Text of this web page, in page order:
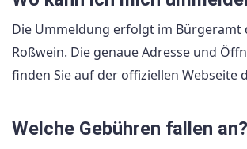
Die Ummeldung erfolgt im Bürgeramt
Roßwein. Die genaue Adresse und
finden Sie auf der offiziellen Webseite
Welche Gebühren fallen an?